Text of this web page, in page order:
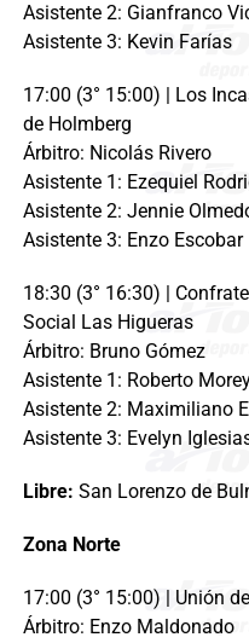
Asistente 2: Gianfranco
Asistente 3: Kevin Farías
17:00 (3° 15:00) | Los
de Holmberg
Árbitro: Nicolás Rivero
Asistente 1: Ezequiel
Asistente 2: Jennie
Asistente 3: Enzo Escobar
18:30 (3° 16:30) |
Social Las Higueras
Árbitro: Bruno Gómez
Asistente 1: Roberto
Asistente 2: Maximiliano
Asistente 3: Evelyn
Libre: San Lorenzo de
Zona Norte
17:00 (3° 15:00) | Unión
Árbitro: Enzo Maldonado